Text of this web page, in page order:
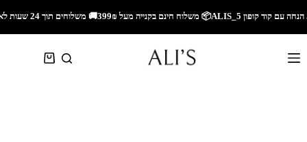
🚚 משלוחים תוך 24 שעות לאזור השרון🚚 משלוחים מהירים לכל הארץ🎁 5% הנחה עם קוד קופון ALIS_5📦 משלוח חינם בקנייה מעל 299₪